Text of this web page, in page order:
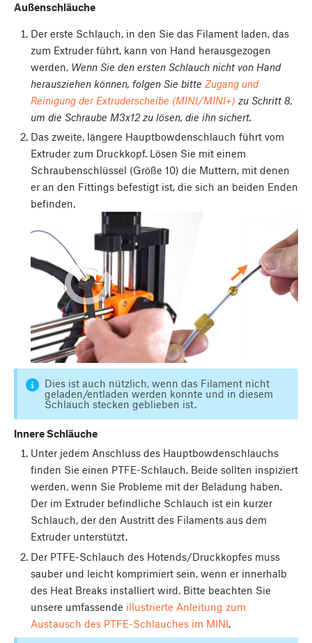
Außenschläuche
Der erste Schlauch, in den Sie das Filament laden, das
zum Extruder führt, kann von Hand herausgezogen
werden. Wenn Sie den ersten Schlauch nicht von Hand
herausziehen können, folgen Sie bitte Zugang und
Reinigung der Extruderscheibe (MINI/MINI+) zu Schritt 8,
um die Schraube M3x12 zu lösen, die ihn sichert.
Das zweite, längere Hauptbowdenschlauch führt vom
Extruder zum Druckkopf. Lösen Sie mit einem
Schraubenschlüssel (Größe 10) die Muttern, mit denen
er an den Fittings befestigt ist, die sich an beiden Enden
befinden.
Dies ist auch nützlich, wenn das Filament nicht
geladen/entladen werden konnte und in diesem
Schlauch stecken geblieben ist.
Innere Schläuche
Unter jedem Anschluss des Hauptbowdenschlauchs
finden Sie einen PTFE-Schlauch. Beide sollten inspiziert
werden, wenn Sie Probleme mit der Beladung haben.
Der im Extruder befindliche Schlauch ist ein kurzer
Schlauch, der den Austritt des Filaments aus dem
Extruder unterstützt.
Der PTFE-Schlauch des Hotends/Druckkopfes muss
sauber und leicht komprimiert sein, wenn er innerhalb
des Heat Breaks installiert wird. Bitte beachten Sie
unsere umfassende illustrierte Anleitung zum
Austausch des PTFE-Schlauches im MINI